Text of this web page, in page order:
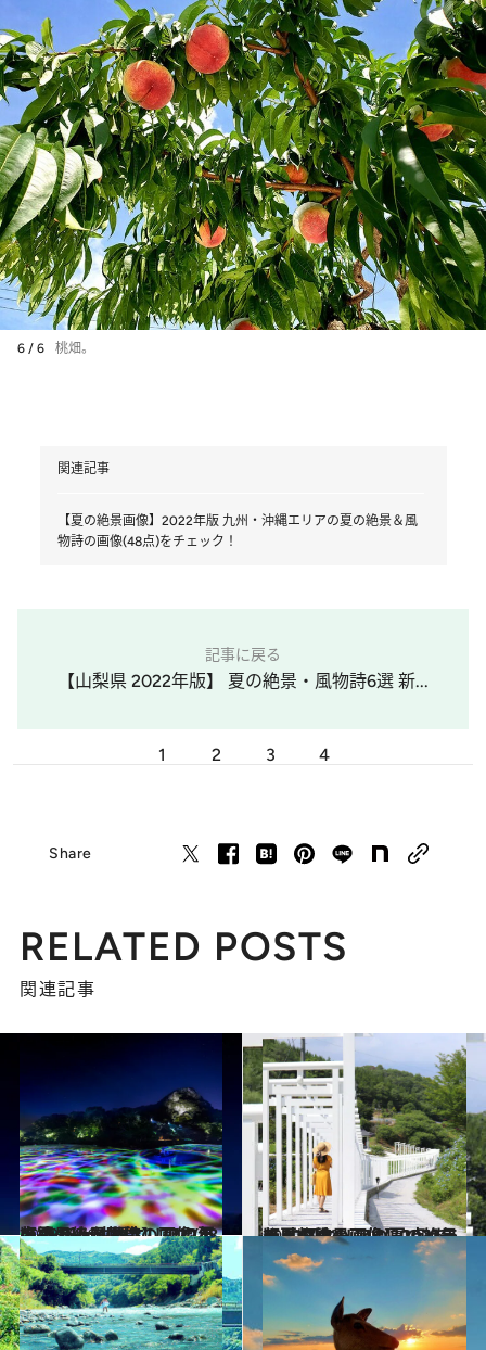
6 / 6 桃畑。
関連記事
【夏の絶景画像】2022年版 九州・沖縄エリアの夏の絶景＆風
物詩の画像(48点)をチェック！
記事に戻る
【山梨県 2022年版】 夏の絶景・風物詩6選 新...
1 2 3 4
Share
RELATED POSTS
関連記事
2022.7.16
【夏の絶景画像】2022年版 九州・沖縄エリアの夏の絶景＆風物詩の画像(48点)をチェック！
旅＆お出かけ 2022.7.12
【夏の絶景画像】2022年版 中国エリアの夏の絶景＆風物詩の画像(30点)をチェック！
旅＆お出かけ